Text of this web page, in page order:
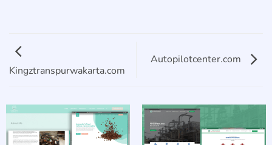
Kingztranspurwakarta.com
Autopilotcenter.com